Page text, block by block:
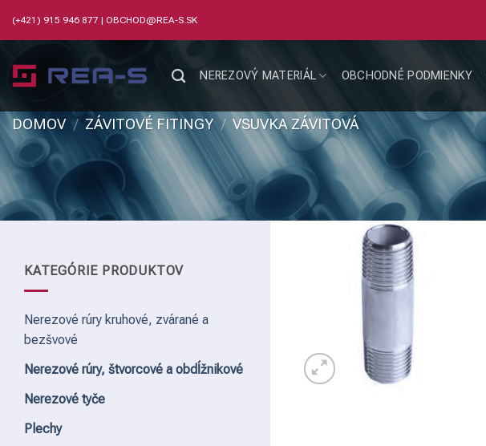
(+421) 915 946 877 | OBCHOD@REA-S.SK
NEREZOVÝ MATERIÁL OBCHODNÉ PODMIENKY
DOMOV / ZÁVITOVÉ FITINGY / VSUVKA ZÁVITOVÁ
KATEGÓRIE PRODUKTOV
Nerezové rúry kruhové, zvárané a
bezšvové
Nerezové rúry, štvorcové a obdĺžnikové
Nerezové tyče
Plechy